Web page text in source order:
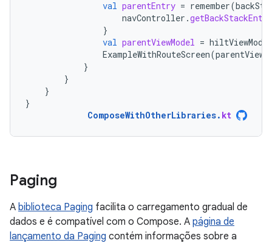
val parentEntry = remember(
navController .getBackStackEntry
}
val parentViewModel =
ExampleWithRouteScreen(
}
}
}
}
ComposeWithOtherLibraries. kt
Paging
A biblioteca Paging facilita o carregamento gradual de
dados e é compatível com o Compose. A página de
lançamento da Paging contém informações sobre a